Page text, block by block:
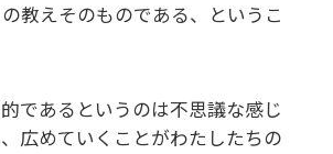
教えそのものである、というこ
であるというのは不思議な感じ
広めていくことがわたしたちの